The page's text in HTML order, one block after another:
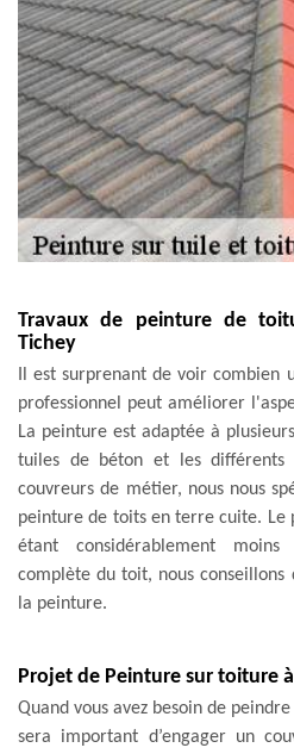
Travaux de peinture de
Tichey
Il est surprenant de voir
professionnel peut améliorer
La peinture est adaptée à
tuiles de béton et les
couvreurs de métier, nous nous
peinture de toits en terre cuite. Le
étant considérablement
complète du toit, nous
la peinture.
Projet de Peinture sur toiture
Quand vous avez besoin de
sera important d’engager un